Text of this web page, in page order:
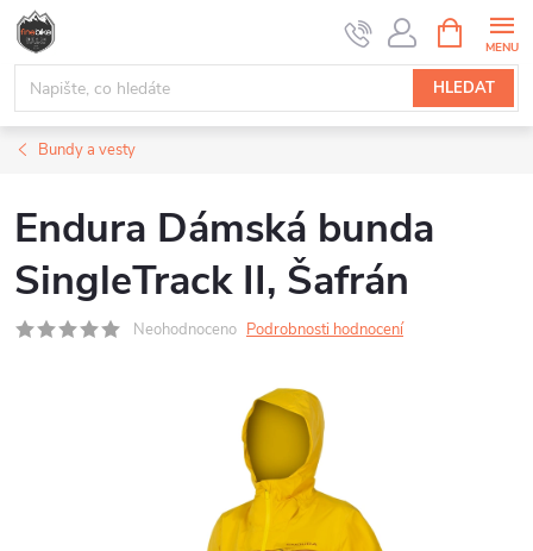
Přejít
obsah
HLEDAT
NÁKUPNÍ
KOŠÍK
Bundy a vesty
Endura Dámská bunda
SingleTrack II, Šafrán
Neohodnoceno Podrobnosti hodnocení